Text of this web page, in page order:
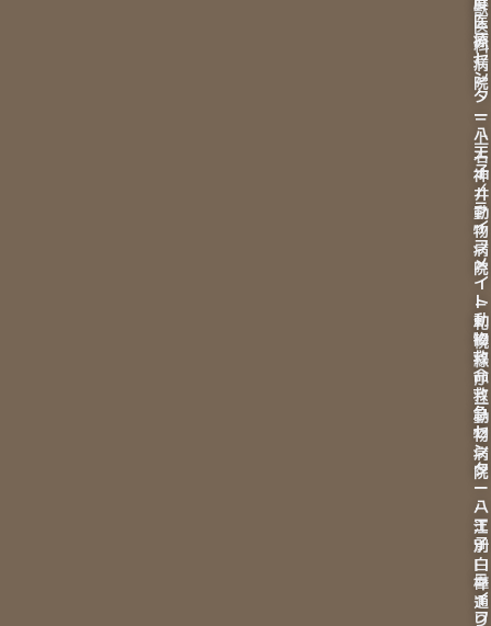
獣
医
科
病
院
－
上
石
神
井
動
物
病
院
－
札
幌
緑
が
丘
動
物
病
院
－
江
別
白
樺
通
り
医
療
セ
ン
タ
ー
八
王
子
／
ラ
イ
フ
メ
イ
ト
動
物
救
命
救
急
セ
ン
タ
ー
八
王
子
ラ
イ
フ